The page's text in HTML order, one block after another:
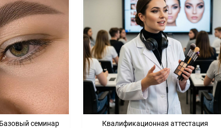
семинар Квалификационная аттестация